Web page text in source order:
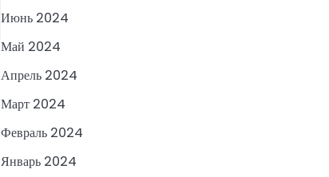
Июнь 2024
Май 2024
Апрель 2024
Март 2024
Февраль 2024
Январь 2024